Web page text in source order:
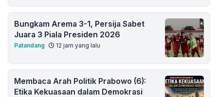
Bungkam Arema 3-1, Persija Sabet
Juara 3 Piala Presiden 2026
Patandang 12 jam yang lalu
Membaca Arah Politik Prabowo (6):
Etika Kekuasaan dalam Demokrasi